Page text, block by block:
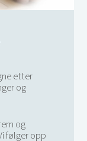
etter
og
og
følger opp